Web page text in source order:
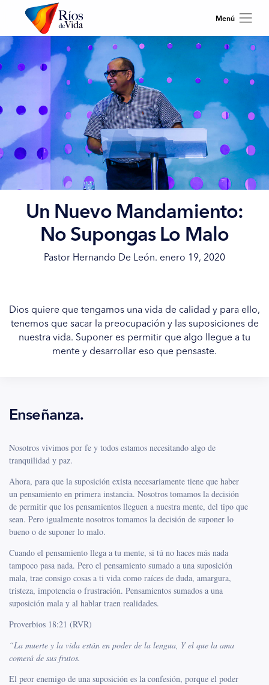
Un Nuevo Mandamiento:
No Supongas Lo Malo
Pastor Hernando De León. enero 19, 2020
Dios quiere que tengamos una vida de calidad y para ello,
tenemos que sacar la preocupación y las suposiciones de
nuestra vida. Suponer es permitir que algo llegue a tu
mente y desarrollar eso que pensaste.
Enseñanza.
Nosotros vivimos por fe y todos estamos necesitando algo de
tranquilidad y paz.
Ahora, para que la suposición exista necesariamente tiene que haber
un pensamiento en primera instancia. Nosotros tomamos la decisión
de permitir que los pensamientos lleguen a nuestra mente, del tipo que
sean. Pero igualmente nosotros tomamos la decisión de suponer lo
bueno o de suponer lo malo.
Cuando el pensamiento llega a tu mente, si tú no haces más nada
tampoco pasa nada. Pero el pensamiento sumado a una suposición
mala, trae consigo cosas a ti vida como raíces de duda, amargura,
tristeza, impotencia o frustración. Pensamientos sumados a una
suposición mala y al hablar traen realidades.
Proverbios 18:21 (RVR)
“La muerte y la vida están en poder de la lengua, Y el que la ama
comerá de sus frutos.
El peor enemigo de una suposición es la confesión, porque el poder